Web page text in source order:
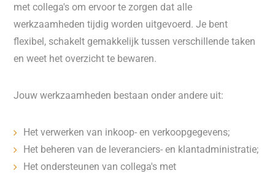
met collega's om ervoor te zorgen dat alle
werkzaamheden tijdig worden uitgevoerd. Je bent
flexibel, schakelt gemakkelijk tussen verschillende taken
en weet het overzicht te bewaren.
Jouw werkzaamheden bestaan onder andere uit:
Het verwerken van inkoop- en verkoopgegevens;
Het beheren van de leveranciers- en klantadministratie;
Het ondersteunen van collega's met